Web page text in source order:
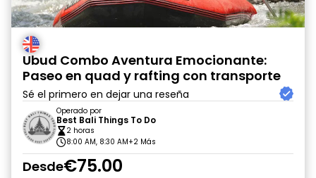
Ubud Combo Aventura Emocionante:
Paseo en quad y rafting con transporte
Sé el primero en dejar una reseña
Operado por
Best Bali Things To Do
2 horas
8:00 AM, 8:30 AM+2 Más
Desde€75.00